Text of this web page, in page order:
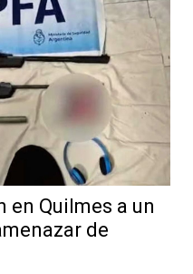
en Quilmes a un
de